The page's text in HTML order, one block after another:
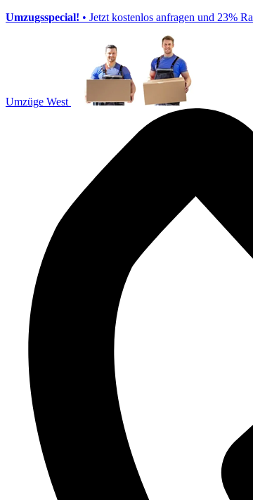
Umzugsspecial! • Jetzt kostenlos anfragen und 23%
Umzüge West